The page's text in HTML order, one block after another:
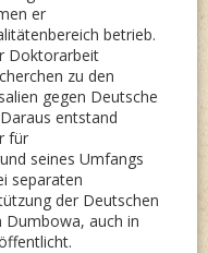
er
betrieb.
Doktorarbeit
zu den
gegen Deutsche
entstand
für
seines Umfangs
separaten
der Deutschen
auch in